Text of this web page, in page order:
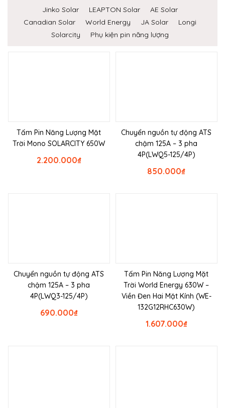
Jinko Solar LEAPTON Solar
AE Solar
Canadian Solar
World Energy JA Solar
Longi
Solarcity
Phụ kiện pin năng lượng
Tấm Pin Năng Lượng Mặt
Trời Mono SOLARCITY 650W
₫
2.200.000
Chuyển nguồn tự động ATS
chậm 125A – 3 pha
4P(LWQ5-125/4P)
₫
850.000
Chuyển nguồn tự động ATS
chậm 125A – 3 pha
4P(LWQ3-125/4P)
₫
690.000
Tấm Pin Năng Lượng Mặt
Trời World Energy 630W –
Viền Đen Hai Mặt Kính (WE-
132G12RHC630W)
₫
1.607.000